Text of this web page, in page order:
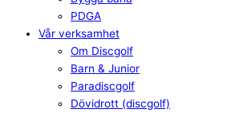
PDGA
Vår verksamhet
Om Discgolf
Barn & Junior
Paradiscgolf
Dövidrott (discgolf)